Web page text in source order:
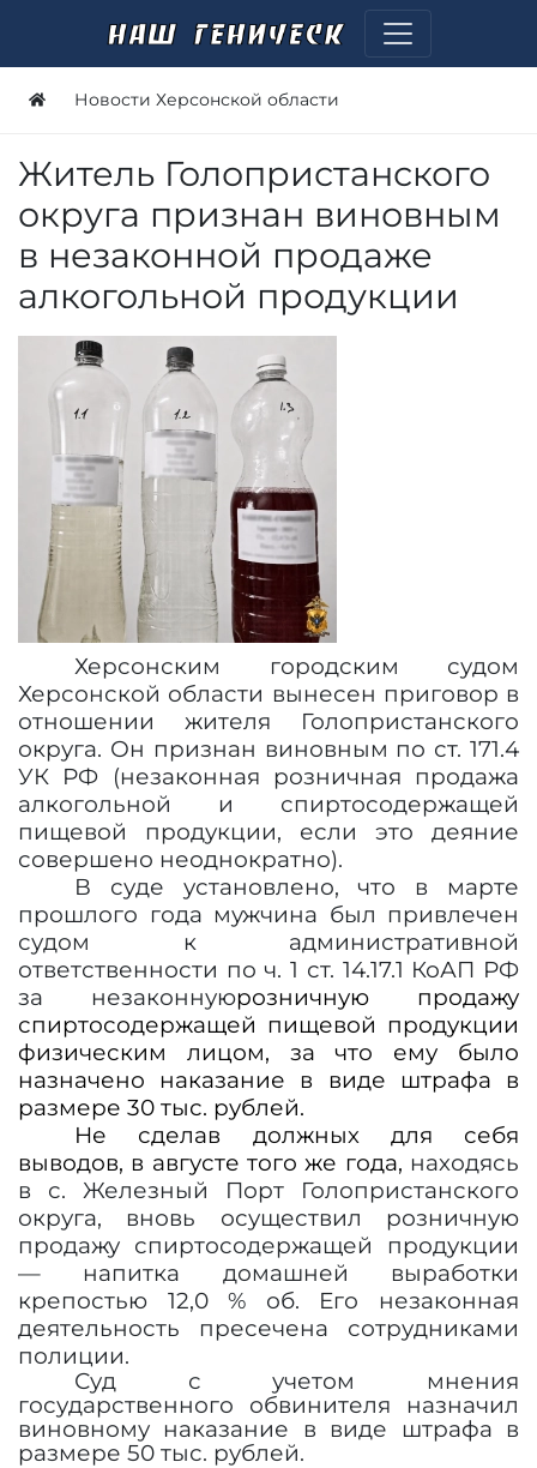
Новости Херсонской области
Житель Голопристанского
округа признан виновным
в незаконной продаже
алкогольной продукции
Херсонским городским судом
Херсонской области вынесен приговор в
отношении жителя Голопристанского
округа. Он признан виновным по ст. 171.4
УК РФ (незаконная розничная продажа
алкогольной и спиртосодержащей
пищевой продукции, если это деяние
совершено неоднократно).
В суде установлено, что в марте
прошлого года мужчина был привлечен
судом к административной
ответственности по ч. 1 ст. 14.17.1 КоАП РФ
за незаконнуюрозничную продажу
спиртосодержащей пищевой продукции
физическим лицом, за что ему было
назначено наказание в виде штрафа в
размере 30 тыс. рублей.
Не сделав должных для себя
выводов, в августе того же года, находясь
в с. Железный Порт Голопристанского
округа, вновь осуществил розничную
продажу спиртосодержащей продукции
— напитка домашней выработки
крепостью 12,0 % об. Его незаконная
деятельность пресечена сотрудниками
полиции.
Суд с учетом мнения
государственного обвинителя назначил
виновному наказание в виде штрафа в
размере 50 тыс. рублей.